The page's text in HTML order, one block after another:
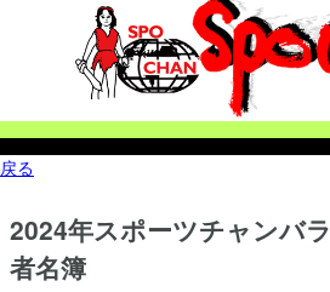
戻る
2024年スポーツチャンバラ
者名簿